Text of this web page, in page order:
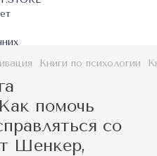
Книги по психологии
помочь
со
Шенкер,